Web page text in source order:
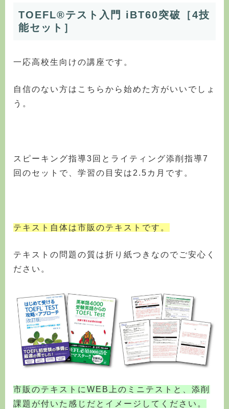
TOEFL®テスト入門 iBT60突破［4技
能セット］
一応高校生向けの講座です。
自信のない方はこちらから始めた方がいいでしょ
う。
スピーキング指導3回とライティング添削指導7
回のセットで、学習の目安は2.5カ月です。
テキスト自体は市販のテキストです。
テキストの問題の質は折り紙つきなのでご安心く
ださい。
市販のテキストにWEB上のミニテストと、添削
課題が付いた感じだとイメージしてください。